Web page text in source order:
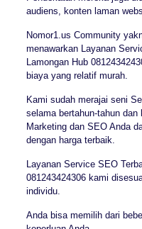
audiens, konten laman
Nomor1.us Community
menawarkan Layanan
Lamongan Hub
biaya yang relatif murah.
Kami sudah merajai seni
selama bertahun-tahun
Marketing dan SEO Anda
dengan harga terbaik.
Layanan Service SEO
081243424306 kami
individu.
Anda bisa memilih dari